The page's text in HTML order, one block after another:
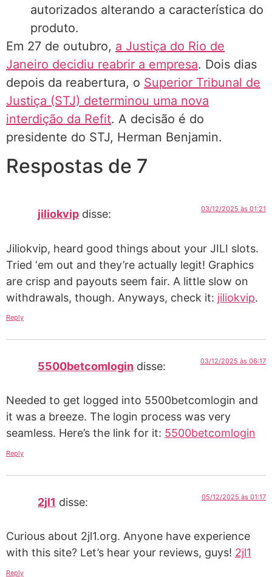
autorizados alterando a característica do
produto.
Em 27 de outubro, a Justiça do Rio de
Janeiro decidiu reabrir a empresa. Dois dias
depois da reabertura, o Superior Tribunal de
Justiça (STJ) determinou uma nova
interdição da Refit. A decisão é do
presidente do STJ, Herman Benjamin.
Respostas de 7
jiliokvip disse: 03/12/2025 às 01:21
Jiliokvip, heard good things about your JILI slots.
Tried ‘em out and they’re actually legit! Graphics
are crisp and payouts seem fair. A little slow on
withdrawals, though. Anyways, check it: jiliokvip.
Reply
5500betcomlogin disse: 03/12/2025 às 06:17
Needed to get logged into 5500betcomlogin and
it was a breeze. The login process was very
seamless. Here’s the link for it: 5500betcomlogin
Reply
2jl1 disse: 05/12/2025 às 01:17
Curious about 2jl1.org. Anyone have experience
with this site? Let’s hear your reviews, guys! 2jl1
Reply